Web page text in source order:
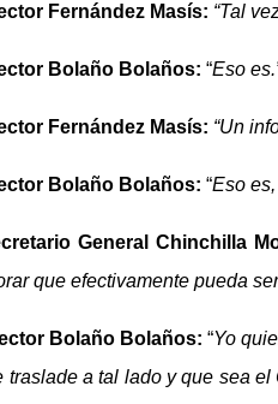
Fernández Masís: “Tal
Bolaño Bolaños: “Eso
Fernández Masís: “Un
Bolaño Bolaños: “Eso es,
General Chinchilla
que efectivamente pueda
Bolaño Bolaños: “Yo
traslade a tal lado y que sea